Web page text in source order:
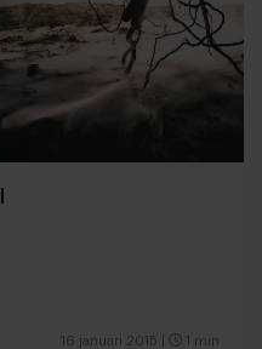
16 januari 2015 1 min